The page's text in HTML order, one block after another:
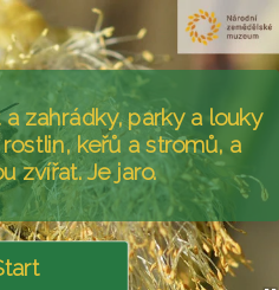
zahrádky, parky a louky
keřů a stromů, a
zvířat. Je jaro.